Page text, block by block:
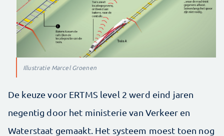
Illustratie Marcel Groenen
De keuze voor ERTMS level 2 werd eind jaren
negentig door het ministerie van Verkeer en
Waterstaat gemaakt. Het systeem moest toen nog